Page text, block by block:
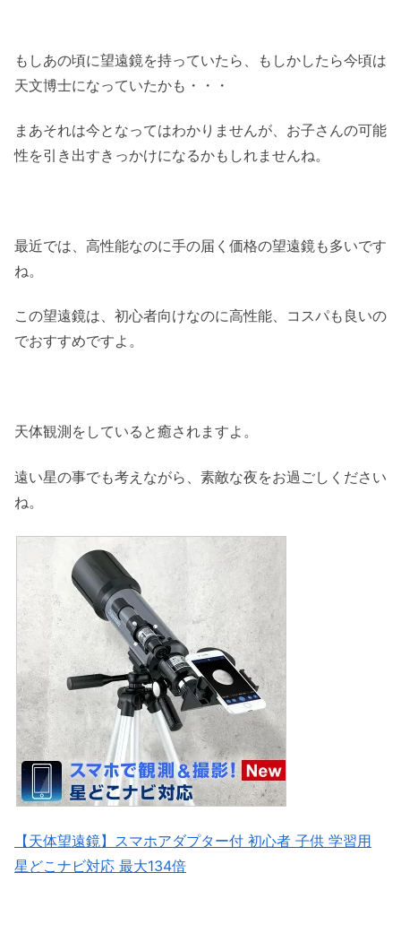
もしあの頃に望遠鏡を持っていたら、もしかしたら今頃は
天文博士になっていたかも・・・
まあそれは今となってはわかりませんが、お子さんの可能
性を引き出すきっかけになるかもしれませんね。
最近では、高性能なのに手の届く価格の望遠鏡も多いです
ね。
この望遠鏡は、初心者向けなのに高性能、コスパも良いの
でおすすめですよ。
天体観測をしていると癒されますよ。
遠い星の事でも考えながら、素敵な夜をお過ごしください
ね。
【天体望遠鏡】スマホアダプター付 初心者 子供 学習用
星どこナビ対応 最大134倍